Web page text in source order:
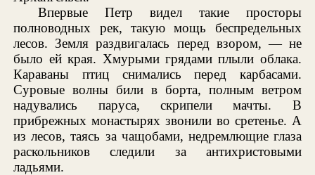
Впервые Петр видел такие просторы
полноводных рек, такую мощь беспредельных
лесов. Земля раздвигалась перед взором, — не
было ей края. Хмурыми грядами плыли облака.
Караваны птиц снимались перед карбасами.
Суровые волны били в борта, полным ветром
надувались паруса, скрипели мачты. В
прибрежных монастырях звонили во сретенье. А
из лесов, таясь за чащобами, недремлющие глаза
раскольников следили за антихристовыми
ладьями.